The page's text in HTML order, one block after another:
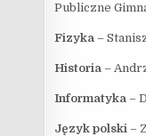
Publiczne
Fizyka –
Historia –
Informatyka –
Język polski –